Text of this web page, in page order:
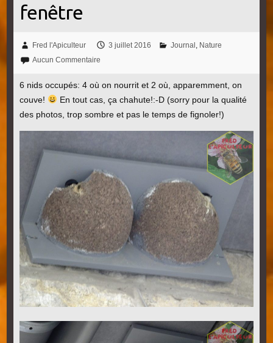
fenêtre
Fred l'Apiculteur 3 juillet 2016 Journal , Nature
Aucun Commentaire
6 nids occupés: 4 où on nourrit et 2 où, apparemment, on
couve!
En tout cas, ça chahute!:-D (sorry pour la qualité
des photos, trop sombre et pas le temps de fignoler!)